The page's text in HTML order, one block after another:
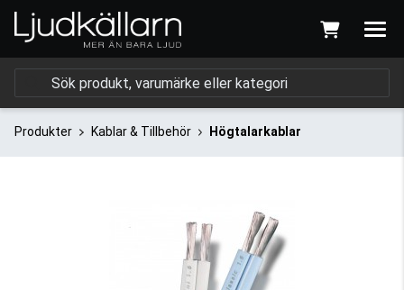
Produkter Kablar & Tillbehör Högtalarkablar